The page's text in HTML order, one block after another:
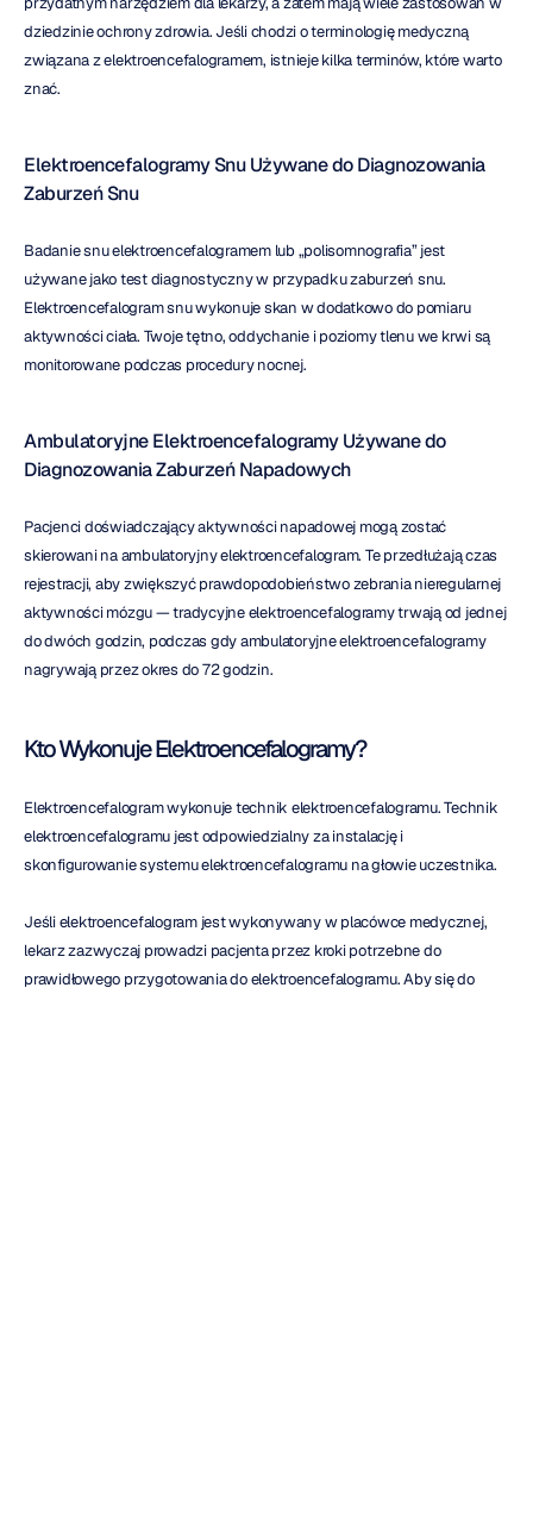
dziedzinie ochrony zdrowia. Jeśli chodzi o terminologię medyczną
związana z elektroencefalogramem, istnieje kilka terminów, które warto
znać.
Elektroencefalogramy Snu Używane do Diagnozowania
Zaburzeń Snu
Badanie snu elektroencefalogramem lub „polisomnografia” jest
używane jako test diagnostyczny w przypadku zaburzeń snu.
Elektroencefalogram snu wykonuje skan w dodatkowo do pomiaru
aktywności ciała. Twoje tętno, oddychanie i poziomy tlenu we krwi są
monitorowane podczas procedury nocnej.
Ambulatoryjne Elektroencefalogramy Używane do
Diagnozowania Zaburzeń Napadowych
Pacjenci doświadczający aktywności napadowej mogą zostać
skierowani na ambulatoryjny elektroencefalogram. Te przedłużają czas
rejestracji, aby zwiększyć prawdopodobieństwo zebrania nieregularnej
aktywności mózgu — tradycyjne elektroencefalogramy trwają od jednej
do dwóch godzin, podczas gdy ambulatoryjne elektroencefalogramy
nagrywają przez okres do 72 godzin.
Kto Wykonuje Elektroencefalogramy?
Elektroencefalogram wykonuje technik elektroencefalogramu. Technik
elektroencefalogramu jest odpowiedzialny za instalację i
skonfigurowanie systemu elektroencefalogramu na głowie uczestnika.
Jeśli elektroencefalogram jest wykonywany w placówce medycznej,
lekarz zazwyczaj prowadzi pacjenta przez kroki potrzebne do
prawidłowego przygotowania do elektroencefalogramu. Aby się do